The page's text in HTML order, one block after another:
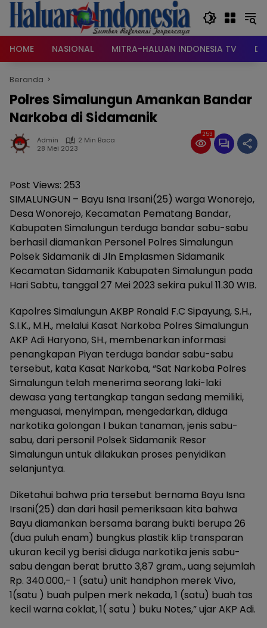
Langsung
konten
HOME
NASIONAL MITRA-HALUAN INDONESIA TV
Beranda
Polres Simalungun Amankan Bandar
Narkoba di Sidamanik
Admin
2 Min Baca
28 Mei 2023
253
Post Views: 253
SIMALUNGUN – Bayu Isna Irsani(25) warga Wonorejo,
Desa Wonorejo, Kecamatan Pematang Bandar,
Kabupaten Simalungun terduga bandar sabu-sabu
berhasil diamankan Personel Polres Simalungun
Polsek Sidamanik di Jln Emplasmen Sidamanik
Kecamatan Sidamanik Kabupaten Simalungun pada
Hari Sabtu, tanggal 27 Mei 2023 sekira pukul 11.30 WIB.
Kapolres Simalungun AKBP Ronald F.C Sipayung, S.H.,
S.I.K., M.H., melalui Kasat Narkoba Polres Simalungun
AKP Adi Haryono, SH., membenarkan informasi
penangkapan Piyan terduga bandar sabu-sabu
tersebut, kata Kasat Narkoba, “Sat Narkoba Polres
Simalungun telah menerima seorang laki-laki
dewasa yang tertangkap tangan sedang memiliki,
menguasai, menyimpan, mengedarkan, diduga
narkotika golongan I bukan tanaman, jenis sabu-
sabu, dari personil Polsek Sidamanik Resor
Simalungun untuk dilakukan proses penyidikan
selanjuntya.
Diketahui bahwa pria tersebut bernama Bayu Isna
Irsani(25) dan dari hasil pemeriksaan kita bahwa
Bayu diamankan bersama barang bukti berupa 26
(dua puluh enam) bungkus plastik klip transparan
ukuran kecil yg berisi diduga narkotika jenis sabu-
sabu dengan berat brutto 3,87 gram., uang sejumlah
Rp. 340.000,- 1 (satu) unit handphon merek Vivo,
1(satu ) buah pulpen merk nekada, 1 (satu) buah tas
kecil warna coklat, 1( satu ) buku Notes,” ujar AKP Adi.